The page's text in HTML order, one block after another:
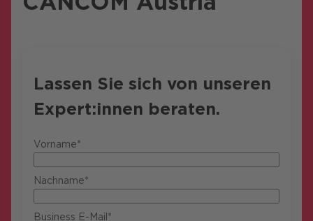
Lassen Sie sich von unseren
Expert:innen beraten.
Vorname*
Nachname*
Business E-Mail*